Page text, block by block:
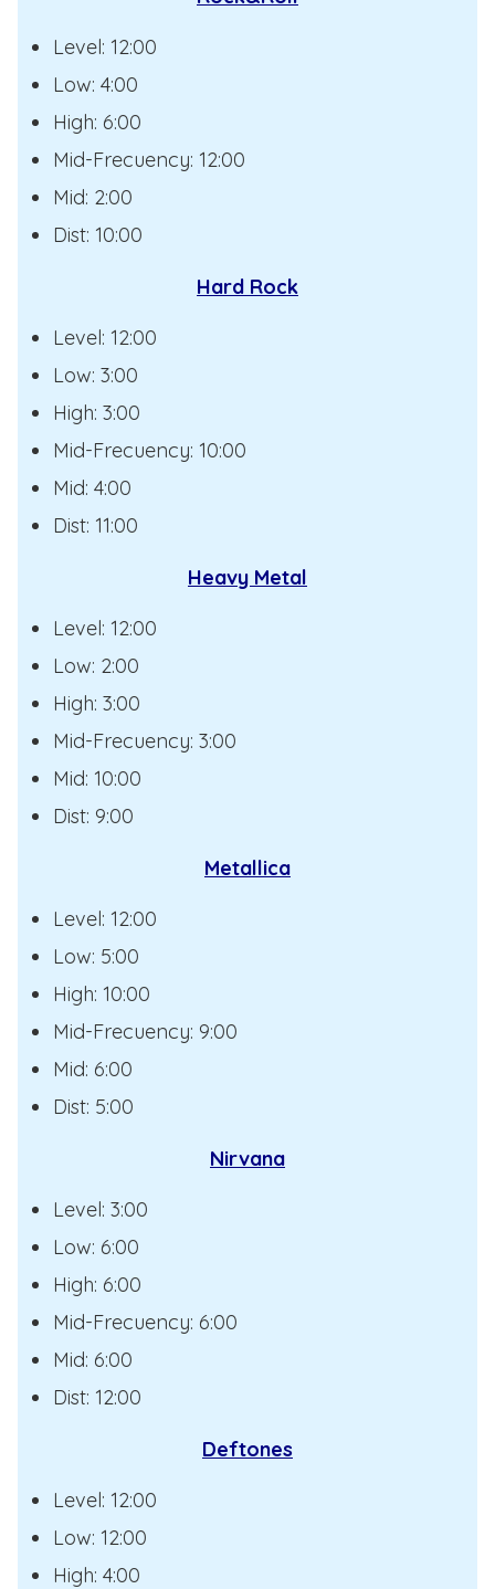
Level: 12:00
Low: 4:00
High: 6:00
Mid-Frecuency: 12:00
Mid: 2:00
Dist: 10:00
Hard Rock
Level: 12:00
Low: 3:00
High: 3:00
Mid-Frecuency: 10:00
Mid: 4:00
Dist: 11:00
Heavy Metal
Level: 12:00
Low: 2:00
High: 3:00
Mid-Frecuency: 3:00
Mid: 10:00
Dist: 9:00
Metallica
Level: 12:00
Low: 5:00
High: 10:00
Mid-Frecuency: 9:00
Mid: 6:00
Dist: 5:00
Nirvana
Level: 3:00
Low: 6:00
High: 6:00
Mid-Frecuency: 6:00
Mid: 6:00
Dist: 12:00
Deftones
Level: 12:00
Low: 12:00
High: 4:00